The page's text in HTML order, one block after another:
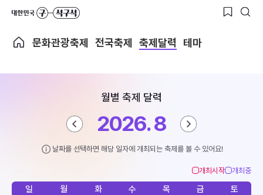
문화관광축제 전국축제 축제달력 테마
월별 축제 달력
2026. 8
날짜를 선택하면 해당 일자에 개최되는 축제를 볼 수 있어요!
개최시작 개최중
일 월 화 수 목 금 토